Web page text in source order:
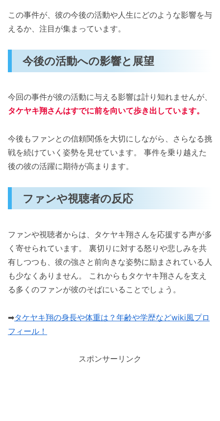
この事件が、彼の今後の活動や人生にどのような影響を与
えるか、注目が集まっています。
今後の活動への影響と展望
今回の事件が彼の活動に与える影響は計り知れませんが、
タケヤキ翔さんはすでに前を向いて歩き出しています。
今後もファンとの信頼関係を大切にしながら、さらなる挑
戦を続けていく姿勢を見せています​。 事件を乗り越えた
後の彼の活躍に期待が高まります。
ファンや視聴者の反応
ファンや視聴者からは、タケヤキ翔さんを応援する声が多
く寄せられています。 裏切りに対する怒りや悲しみを共
有しつつも、彼の強さと前向きな姿勢に励まされている人
も少なくありません​。 これからもタケヤキ翔さんを支え
る多くのファンが彼のそばにいることでしょう。
➡タケヤキ翔の身長や体重は？年齢や学歴などwiki風プロ
フィール！
スポンサーリンク